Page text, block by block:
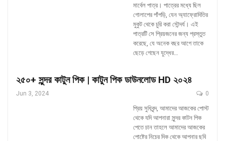
মার্বেল পাত্র। পাত্রের মধ্যে ছিল
গোলাপের পাঁপড়ি, যেন অ্যাফ্রোদিতির
মুকুট থেকে চুরি করা সৌন্দর্য। এই
পাত্রটি সে প্রিয়জনের জন্য প্রস্তুত
করেছে, যে অনেক বছর আগে তাকে
ছেড়ে গেছেন যুদ্ধের…
২৫০+ সুন্দর কাটুন পিক | কাটুন পিক ডাউনলোড HD ২০২৪
Jun 3, 2024 0
প্রিয় সুধিবৃন্দ, আমাদের আজকের পোস্ট
থেকে যদি আপনারা সুন্দর কাটন পিক
পেতে চান তাহলে আমাদের আজকের
পোষ্টের নিচের দিক থেকে আপনার ছবি